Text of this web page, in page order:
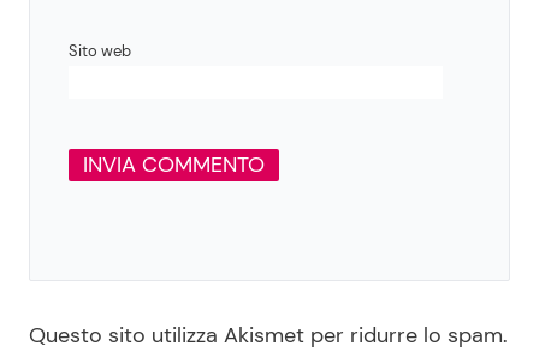
Sito web
Questo sito utilizza Akismet per ridurre lo spam.